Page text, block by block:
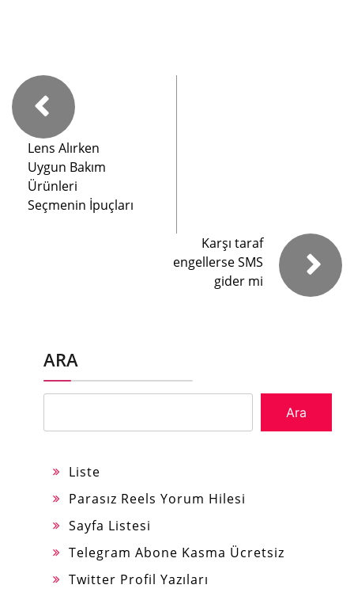
Lens Alırken
Uygun Bakım
Ürünleri
Seçmenin İpuçları
Karşı taraf
engellerse SMS
gider mi
ARA
Ara
Liste
Parasız Reels Yorum Hilesi
Sayfa Listesi
Telegram Abone Kasma Ücretsiz
Twitter Profil Yazıları